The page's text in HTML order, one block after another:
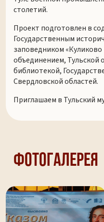
столетий.
Проект подготовлен в
Государственным
заповедником
объединением, Тульской
библиотекой,
Свердловской областей.
Приглашаем в Тульский
Фотогалерея